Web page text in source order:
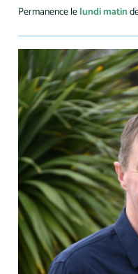
Permanence lelundi matin